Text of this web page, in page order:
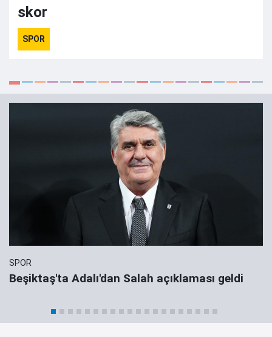
skor
SPOR
SPOR
Beşiktaş'ta Adalı'dan Salah açıklaması geldi